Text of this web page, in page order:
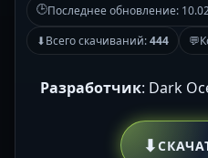
🕒Последнее обновление:
⬇Всего скачиваний:444 💬
Разработчик: Dark
⬇